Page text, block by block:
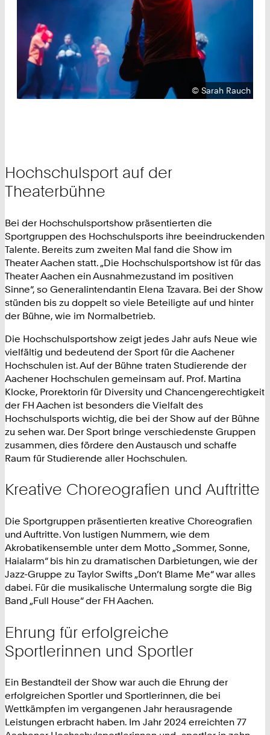
Urheberrecht:
©Sarah Rauch
Hochschulsport auf der
Theaterbühne
Bei der Hochschulsportshow präsentierten die
Sportgruppen des Hochschulsports ihre beeindruckenden
Talente. Bereits zum zweiten Mal fand die Show im
Theater Aachen statt. „Die Hochschulsportshow ist für das
Theater Aachen ein Ausnahmezustand im positiven
Sinne“, so Generalintendantin Elena Tzavara. Bei der Show
stünden bis zu doppelt so viele Beteiligte auf und hinter
der Bühne, wie im Normalbetrieb.
Die Hochschulsportshow zeigt jedes Jahr aufs Neue wie
vielfältig und bedeutend der Sport für die Aachener
Hochschulen ist. Auf der Bühne traten Studierende der
Aachener Hochschulen gemeinsam auf. Prof. Martina
Klocke, Prorektorin für Diversity und Chancengerechtigkeit
der FH Aachen ist besonders die Vielfalt des
Hochschulsports wichtig, die bei der Show auf der Bühne
zu sehen war. Der Sport bringe verschiedenste Gruppen
zusammen, dies fördere den Austausch und schaffe
Raum für Studierende aller Hochschulen.
Kreative Choreografien und Auftritte
Die Sportgruppen präsentierten kreative Choreografien
und Auftritte. Von lustigen Nummern, wie dem
Akrobatikensemble unter dem Motto „Sommer, Sonne,
Haialarm“ bis hin zu dramatischen Darbietungen, wie der
Jazz-Gruppe zu Taylor Swifts „Don’t Blame Me“ war alles
dabei. Für die musikalische Untermalung sorgte die Big
Band „Full House“ der FH Aachen.
Ehrung für erfolgreiche
Sportlerinnen und Sportler
Ein Bestandteil der Show war auch die Ehrung der
erfolgreichen Sportler und Sportlerinnen, die bei
Wettkämpfen im vergangenen Jahr herausragende
Leistungen erbracht haben. Im Jahr 2024 erreichten 77